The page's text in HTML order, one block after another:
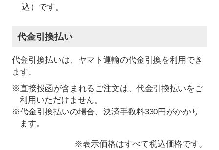
込）です。
代金引換払い
代金引換払いは、ヤマト運輸の代金引換を利用でき
ます。
※直接投函が含まれるご注文は、代金引換払いをご
利用いただけません。
※代金引換払いの場合、決済手数料330円がかかり
ます。
※表示価格はすべて税込価格です。